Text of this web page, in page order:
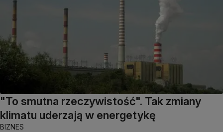
"To smutna rzeczywistość". Tak zmiany
klimatu uderzają w energetykę
BIZNES